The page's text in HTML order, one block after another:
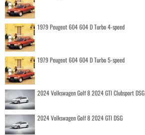
1979 Peugeot 604 604 D Turbo 4-speed
1979 Peugeot 604 604 D Turbo 5-speed
2024 Volkswagen Golf 8 2024 GTI Clubsport DSG
2024 Volkswagen Golf 8 2024 GTI DSG